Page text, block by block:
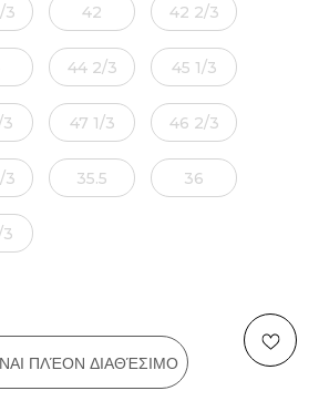
3 42 42 2/3
44 2/3 45 1/3
47 1/3 46 2/3
3 35.5 36
3
ΠΛΈΟΝ ΔΙΑΘΈΣΙΜΟ